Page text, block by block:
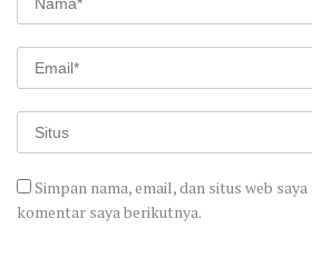
Simpan nama, email, dan situs web
komentar saya berikutnya.